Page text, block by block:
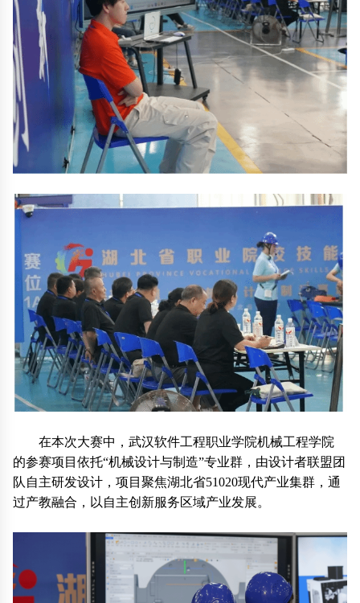
在本次大赛中，武汉软件工程职业学院机械工程学院
的参赛项目依托“机械设计与制造”专业群，由设计者联盟团
队自主研发设计，项目聚焦湖北省51020现代产业集群，通
过产教融合，以自主创新服务区域产业发展。